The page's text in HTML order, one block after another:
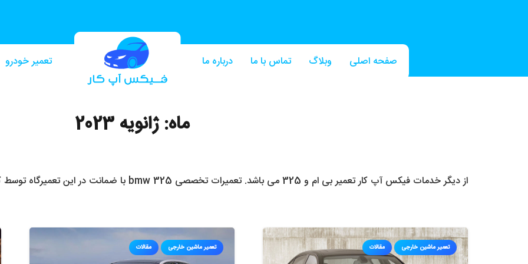
صفحه اصلی وبلاگ تماس با ما درباره ما تعمیر خودرو
ماه:ژانویه 2023
از دیگر خدمات فیکس آپ کار تعمیر بی ام و 325 می باشد. تعمیرات تخصصی bmw 325 با ضمانت در این تعمیرگاه توسط کارشناسان خبره انجام می شود. تعمیر گیربکس،…
تعمیر ماشین خارجی مقالات تعمیر ماشین خارجی مقالات